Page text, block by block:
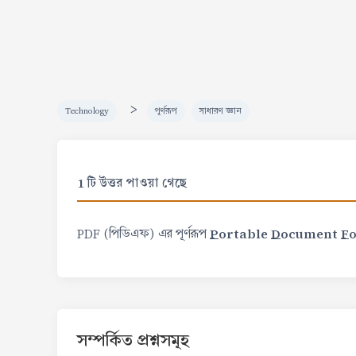
Technology > পূর্ণরূপ সাধারণ জ্ঞান
1 টি উত্তর পাওয়া গেছে
PDF (পিডিএফ) এর পূর্ণরূপPortable Document F
সম্পর্কিত প্রশ্নসমূহ